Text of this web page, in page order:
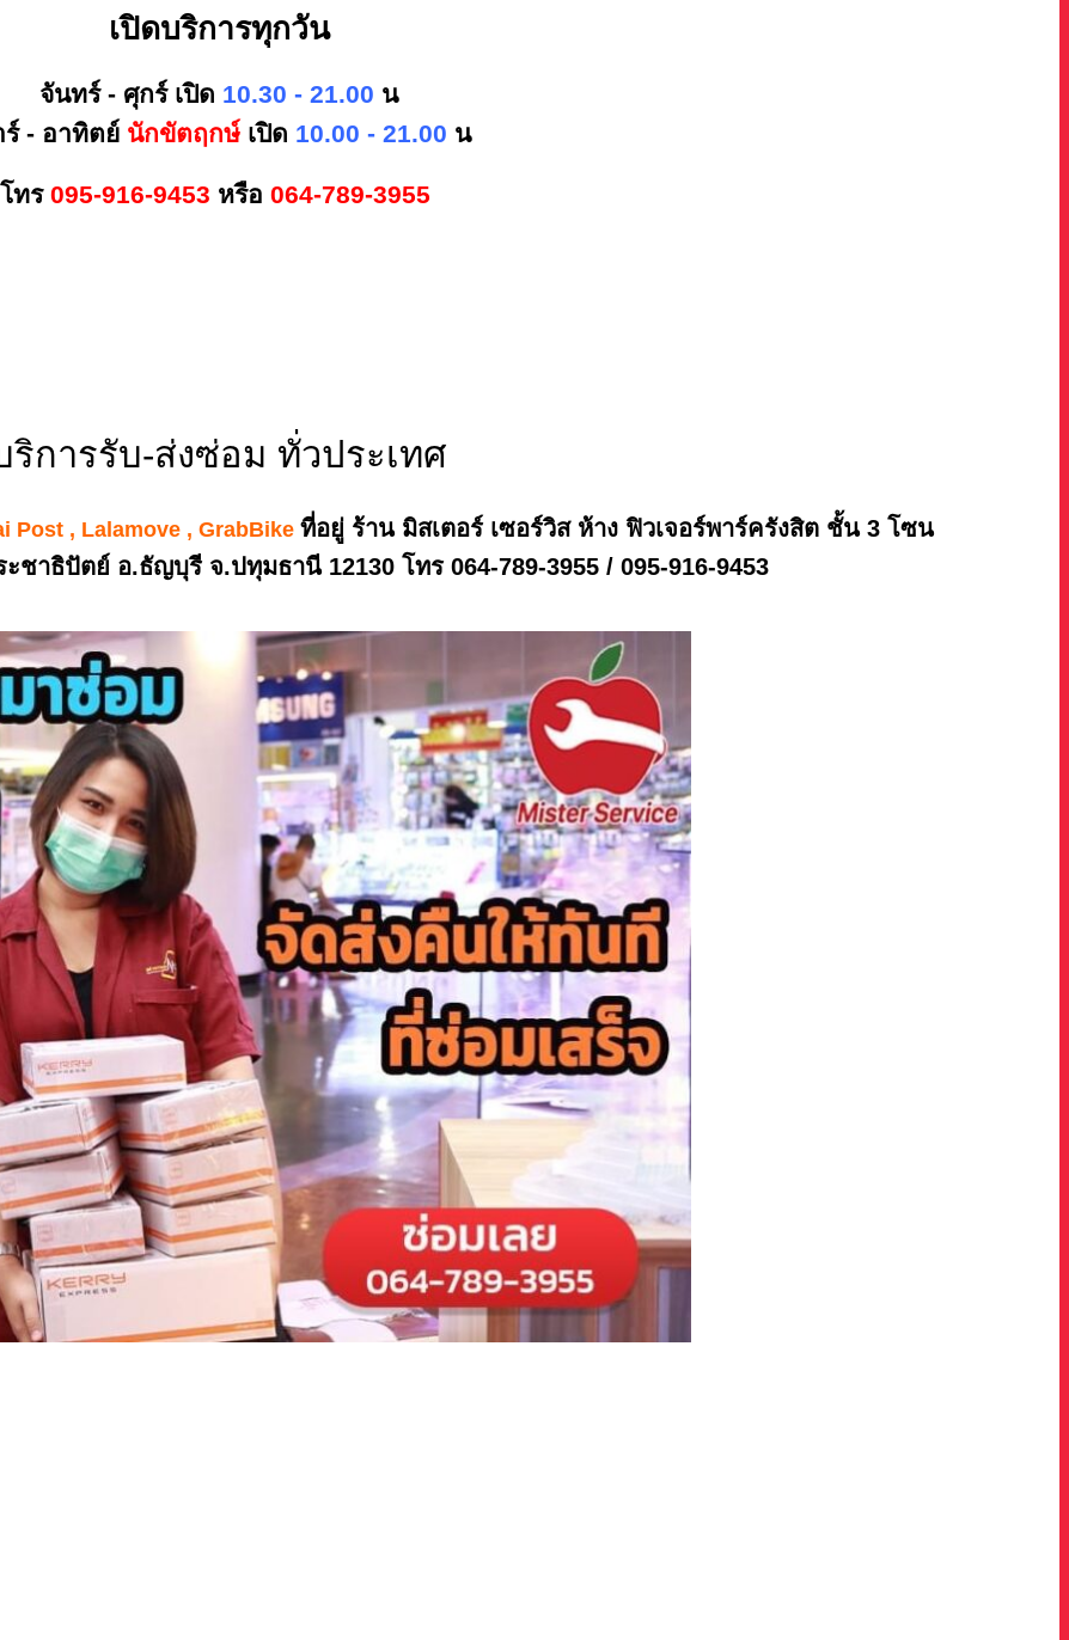
เปิดบริการทุกวัน
จันทร์ - ศุกร์ เปิด 10.30 - 21.00 น
ร์ - อาทิตย์ นักขัตฤกษ์เปิด 10.00 - 21.00 น
โทร 095-916-9453 หรือ 064-789-3955
ริการรับ-ส่งซ่อม ทั่วประเทศ
Post , Lalamove , GrabBike ที่อยู่ ร้าน มิสเตอร์ เซอร์วิส ห้าง ฟิวเจอร์พาร์ครังสิต ชั้น 3 โซน
ะชาธิปัตย์ อ.ธัญบุรี จ.ปทุมธานี 12130 โทร 064-789-3955 / 095-916-9453